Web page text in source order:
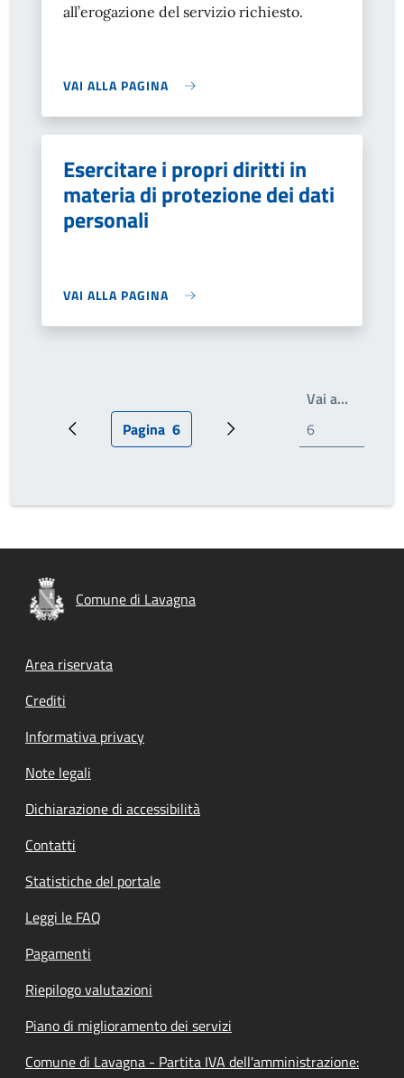
all’erogazione del servizio richiesto.
VAI ALLA PAGINA
Esercitare i propri diritti in
materia di protezione dei dati
personali
VAI ALLA PAGINA
Pagina precedentePagina attuale
Pagina 6 Prossima pagina
Vai a…
Comune di Lavagna
Footer menu
Area riservata
Crediti
Informativa privacy
Note legali
Dichiarazione di accessibilità
Contatti
Statistiche del portale
Leggi le FAQ
Pagamenti
Riepilogo valutazioni
Piano di miglioramento dei servizi
Comune di Lavagna - Partita IVA dell'amministrazione: